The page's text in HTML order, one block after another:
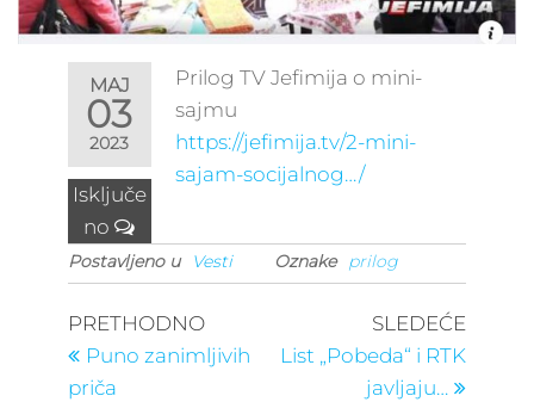
MAJ
03
2023
Isključe
no
Prilog TV Jefimija o mini-
sajmu
https://jefimija.tv/2-mini-
sajam-socijalnog…/
Postavljeno u Vesti Oznake prilog
Kretanje
članka
Prethodni
post
PRETHODNO
Puno zanimljivih
priča
SLEDEĆE
List „Pobeda“ i RTK
javljaju…